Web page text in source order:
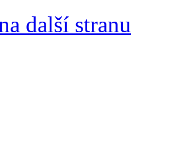
další stranu